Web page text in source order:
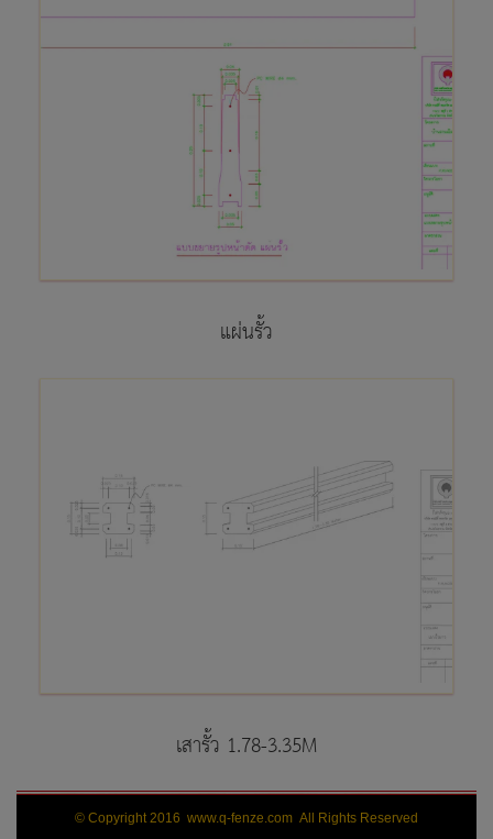
แผ่นรั้ว
เสารั้ว 1.78-3.35M
© Copyright 2016 www.q-fenze.com All Rights Reserved